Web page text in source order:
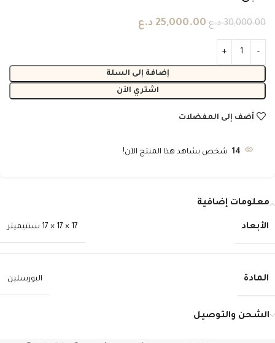
30,000.00 د.ع 25,000.00 د.ع
إضافة إلى السلة
اشتري الآن
أضف إلى المفضلات
14 شخص يشاهد هذا المنتج الآن!
معلومات إضافية
الأبعاد 17 × 17 × 17 سنتيميتر
المادة البورسلين
الشحن والتوصيل